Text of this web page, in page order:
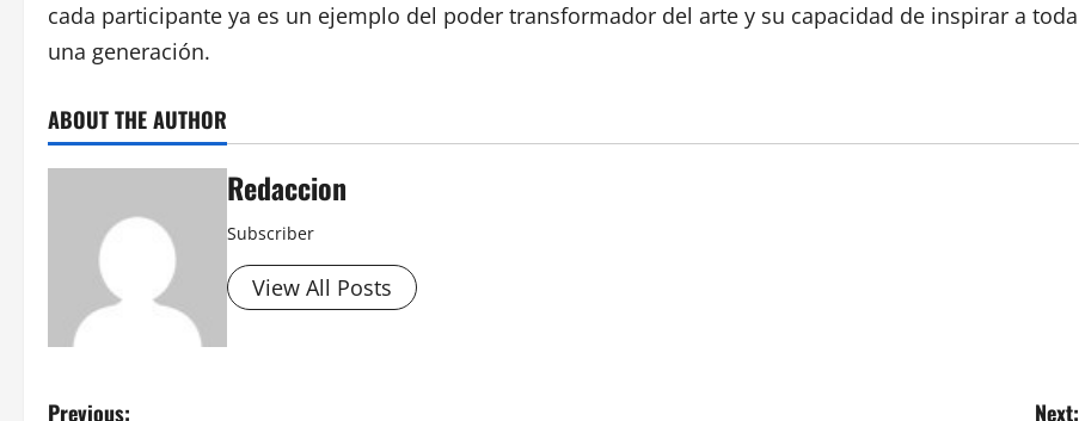
cada participante ya es un ejemplo del poder transformador del arte y su capacidad de inspirar a toda
una generación.
ABOUT THE AUTHOR
Redaccion
Subscriber
View All Posts
Previous:
Next: